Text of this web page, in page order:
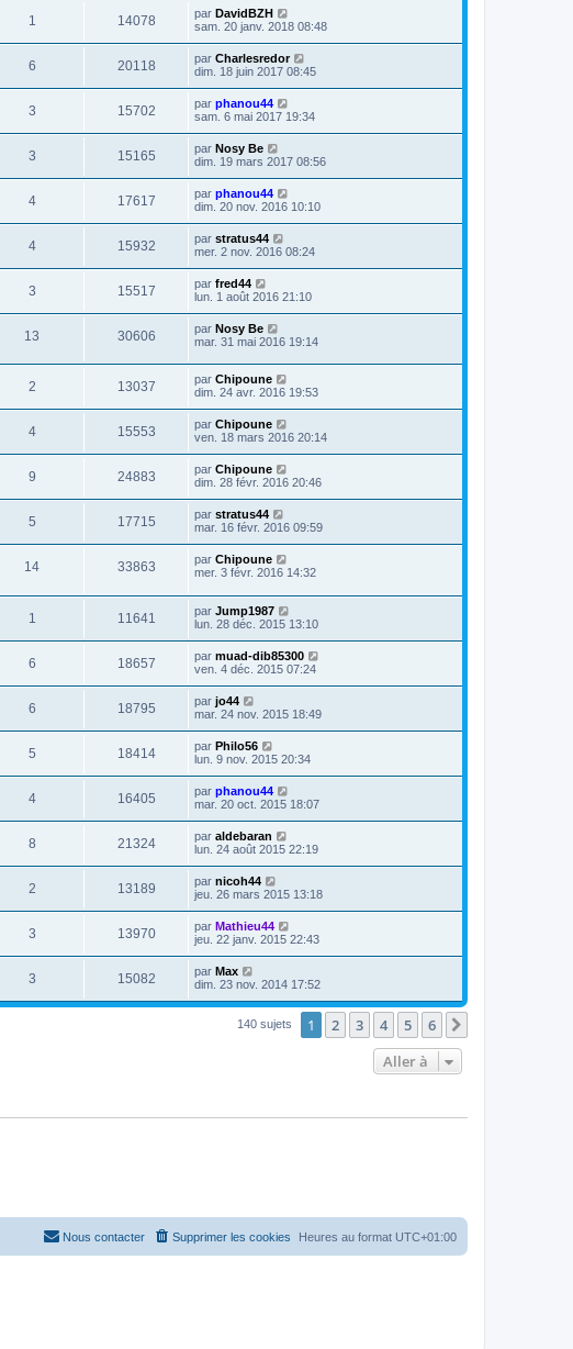
1 14078 par DavidBZH
sam. 20 janv. 2018 08:48
6 20118 par Charlesredor
dim. 18 juin 2017 08:45
3 15702 par phanou44
sam. 6 mai 2017 19:34
3 15165 par Nosy Be
dim. 19 mars 2017 08:56
4 17617 par phanou44
dim. 20 nov. 2016 10:10
4 15932 par stratus44
mer. 2 nov. 2016 08:24
3 15517 par fred44
lun. 1 août 2016 21:10
13 30606 par Nosy Be
mar. 31 mai 2016 19:14
2 13037 par Chipoune
dim. 24 avr. 2016 19:53
4 15553 par Chipoune
ven. 18 mars 2016 20:14
9 24883 par Chipoune
dim. 28 févr. 2016 20:46
5 17715 par stratus44
mar. 16 févr. 2016 09:59
14 33863 par Chipoune
mer. 3 févr. 2016 14:32
1 11641 par Jump1987
lun. 28 déc. 2015 13:10
6 18657 par muad-dib85300
ven. 4 déc. 2015 07:24
6 18795 par jo44
mar. 24 nov. 2015 18:49
5 18414 par Philo56
lun. 9 nov. 2015 20:34
4 16405 par phanou44
mar. 20 oct. 2015 18:07
8 21324 par aldebaran
lun. 24 août 2015 22:19
2 13189 par nicoh44
jeu. 26 mars 2015 13:18
3 13970 par Mathieu44
jeu. 22 janv. 2015 22:43
3 15082 par Max
dim. 23 nov. 2014 17:52
140 sujets 1 2 3 4 5 6
Aller à
Heures au format UTC+01:00
Supprimer les cookies
Nous contacter